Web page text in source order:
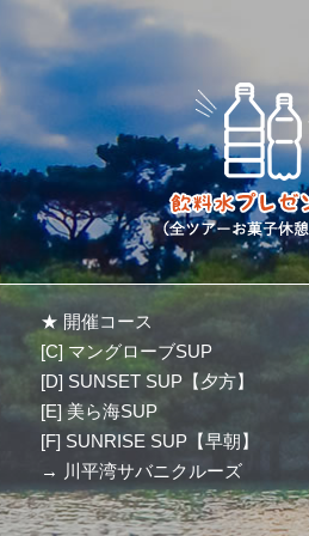
★ 開催コース
[C] マングローブSUP
[D] SUNSET SUP【夕方】
[E] 美ら海SUP
[F] SUNRISE SUP【早朝】
→ 川平湾サバニクルーズ